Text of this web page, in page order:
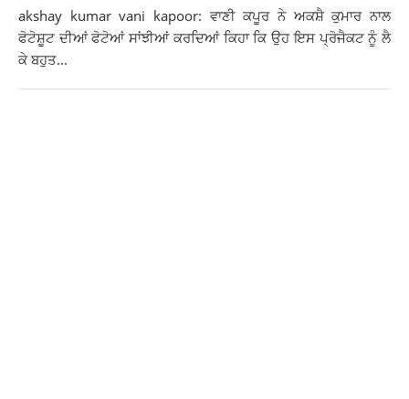
akshay kumar vani kapoor: ਵਾਣੀ ਕਪੂਰ ਨੇ ਅਕਸ਼ੈ ਕੁਮਾਰ ਨਾਲ
ਫੋਟੋਸ਼ੂਟ ਦੀਆਂ ਫੋਟੋਆਂ ਸਾਂਝੀਆਂ ਕਰਦਿਆਂ ਕਿਹਾ ਕਿ ਉਹ ਇਸ ਪ੍ਰੋਜੈਕਟ ਨੂੰ ਲੈ
ਕੇ ਬਹੁਤ...